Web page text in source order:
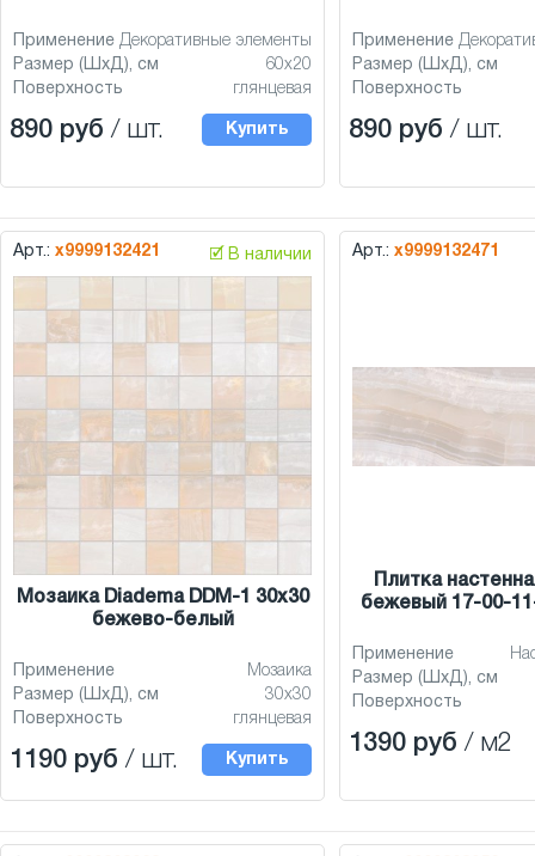
Применение Декоративные элементы
Размер (ШхД), см
60x20
Поверхность
глянцевая
890 руб / шт. Купить
Применение
Размер (ШхД), см
Поверхность
890 руб / шт.
Арт.: х9999132421 🗹 В наличии
Мозаика Diadema DDM-1 30x30
бежево-белый
Применение
Мозаика
Размер (ШхД), см
30x30
Поверхность
глянцевая
1190 руб / шт. Купить
Арт.: х9999132471
Плитка
бежевый 17-00-
Применение
Размер (ШхД), см
Поверхность
1390 руб / м2